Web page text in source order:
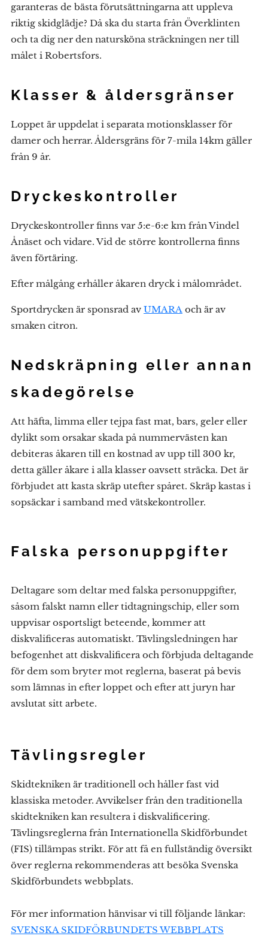
garanteras de bästa förutsättningarna att uppleva
riktig skidglädje? Då ska du starta från Överklinten
och ta dig ner den natursköna sträckningen ner till
målet i Robertsfors.
Klasser & åldersgränser
Loppet är uppdelat i separata motionsklasser för
damer och herrar. Åldersgräns för 7-mila 14km gäller
från 9 år.
Dryckeskontroller
Dryckeskontroller finns var 5:e-6:e km från Vindel
Ånäset och vidare. Vid de större kontrollerna finns
även förtäring.
Efter målgång erhåller åkaren dryck i målområdet.
Sportdrycken är sponsrad av UMARA och är av
smaken citron.
Nedskräpning eller annan
skadegörelse
Att häfta, limma eller tejpa fast mat, bars, geler eller
dylikt som orsakar skada på nummervästen kan
debiteras åkaren till en kostnad av upp till 300 kr,
detta gäller åkare i alla klasser oavsett sträcka. Det är
förbjudet att kasta skräp utefter spåret. Skräp kastas i
sopsäckar i samband med vätskekontroller.
Falska personuppgifter
Deltagare som deltar med falska personuppgifter,
såsom falskt namn eller tidtagningschip, eller som
uppvisar osportsligt beteende, kommer att
diskvalificeras automatiskt. Tävlingsledningen har
befogenhet att diskvalificera och förbjuda deltagande
för dem som bryter mot reglerna, baserat på bevis
som lämnas in efter loppet och efter att juryn har
avslutat sitt arbete.
Tävlingsregler
Skidtekniken är traditionell och håller fast vid
klassiska metoder. Avvikelser från den traditionella
skidtekniken kan resultera i diskvalificering.
Tävlingsreglerna från Internationella Skidförbundet
(FIS) tillämpas strikt. För att få en fullständig översikt
över reglerna rekommenderas att besöka Svenska
Skidförbundets webbplats.
För mer information hänvisar vi till följande länkar:
SVENSKA SKIDFÖRBUNDETS WEBBPLATS